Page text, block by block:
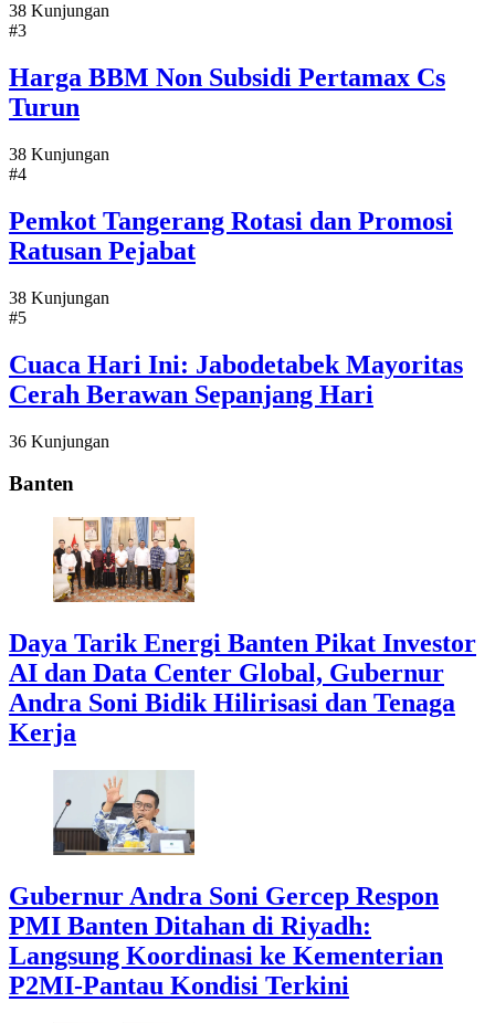
38 Kunjungan
#3
Harga BBM Non Subsidi Pertamax Cs
Turun
38 Kunjungan
#4
Pemkot Tangerang Rotasi dan Promosi
Ratusan Pejabat
38 Kunjungan
#5
Cuaca Hari Ini: Jabodetabek Mayoritas
Cerah Berawan Sepanjang Hari
36 Kunjungan
Banten
Daya Tarik Energi Banten Pikat Investor
AI dan Data Center Global, Gubernur
Andra Soni Bidik Hilirisasi dan Tenaga
Kerja
Gubernur Andra Soni Gercep Respon
PMI Banten Ditahan di Riyadh:
Langsung Koordinasi ke Kementerian
P2MI-Pantau Kondisi Terkini